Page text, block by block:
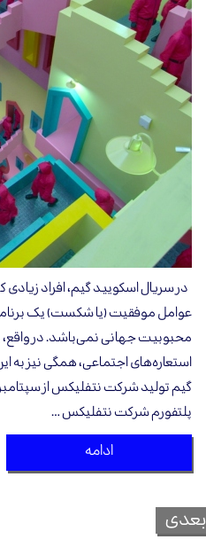
در سریال اسکویید گیم، افراد
عوامل موفقیت (یا شکست) یک برنامه
محبوبیت جهانی نمی‌باشد. در واقع،
استعاره‌های اجتماعی، همگی نیز
پلتفورم شرکت نتفلیکس …
ادامه
بعدی